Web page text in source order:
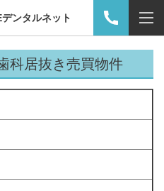
ンタルネット
科居抜き売買物件